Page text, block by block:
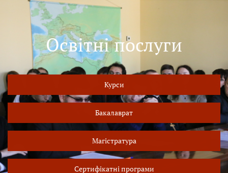
Освітні послуги
Курси
Бакалаврат
Магістратура
Сертифікатні програми